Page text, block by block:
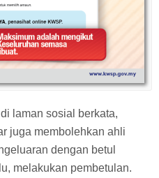
laman sosial berkata,
juga membolehkan ahli
dengan betul
melakukan pembetulan.